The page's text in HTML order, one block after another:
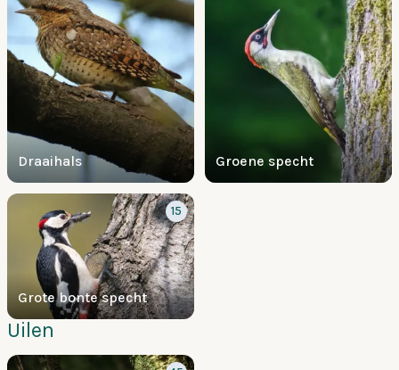
Draaihals Groene specht
Grote bonte specht
15
Uilen